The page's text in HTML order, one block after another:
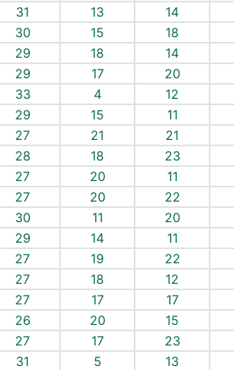
31 13 14
30 15 18
29 18 14
29 17 20
33 4 12
29 15 11
27 21 21
28 18 23
27 20 11
27 20 22
30 11 20
29 14 11
27 19 22
27 18 12
27 17 17
26 20 15
27 17 23
31 5 13